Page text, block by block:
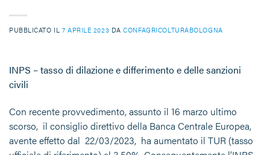
PUBBLICATO IL 7 APRILE 2023 DACONFAGRICOLTURABOLOGNA
INPS – tasso di dilazione e differimento e delle sanzioni
civili
Con recente provvedimento, assunto il 16 marzo ultimo
scorso, il consiglio direttivo della Banca Centrale Europea,
avente effetto dal 22/03/2023, ha aumentato il TUR (tasso